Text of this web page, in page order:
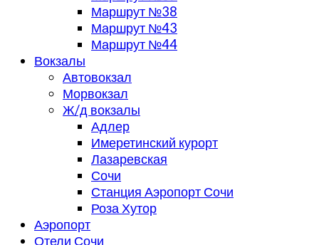
Маршрут №38
Маршрут №43
Маршрут №44
Вокзалы
Автовокзал
Морвокзал
Ж/д вокзалы
Адлер
Имеретинский курорт
Лазаревская
Сочи
Станция Аэропорт Сочи
Роза Хутор
Аэропорт
Отели Сочи